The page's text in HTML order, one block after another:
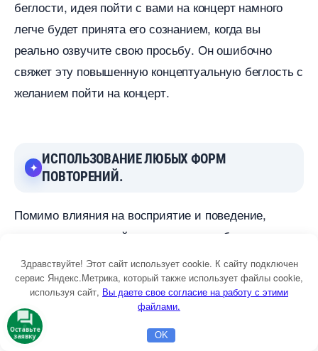
еглости, идея пойти с вами на концерт намного
легче будет принята его сознанием, когда вы
реально озвучите свою просьбу. Он ошибочно
свяжет эту повышенную концептуальную беглость с
желанием пойти на концерт.
ИСПОЛЬЗОВАНИЕ ЛЮБЫХ ФОРМ
ПОВТОРЕНИЙ.
Помимо влияния на восприятие и поведение,
повторяемые воздействия сами по себе улучшают
наше настроение в целом. В 2000 году Монахан,
Мерфи и Зайонц (Monahan, Murphy, Zajonc)
подсознательно воздействовали на участнико
эксперимента изображениями 25 китайских
иероглифов, показывая каждый иероглиф только
Здравствуйте! Этот сайт использует cookie. К сайту подключен
сервис Яндекс.Метрика, который также использует файлы cookie,
используя сайт, ы даете свое согласие на работу с этими
файлами.
OK
Оставьте
заявку